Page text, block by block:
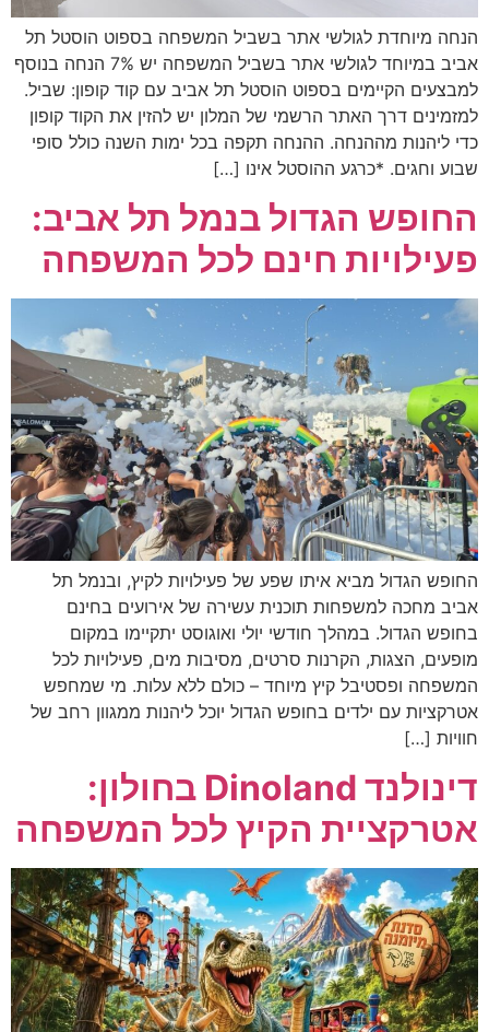
הנחה מיוחדת לגולשי אתר בשביל המשפחה בספוט הוסטל תל
אביב במיוחד לגולשי אתר בשביל המשפחה יש 7% הנחה בנוסף
למבצעים הקיימים בספוט הוסטל תל אביב עם קוד קופון: שביל.
למזמינים דרך האתר הרשמי של המלון יש להזין את הקוד קופון
כדי ליהנות מההנחה. ההנחה תקפה בכל ימות השנה כולל סופי
שבוע וחגים. *כרגע ההוסטל אינו […]
החופש הגדול בנמל תל אביב:
פעילויות חינם לכל המשפחה
החופש הגדול מביא איתו שפע של פעילויות לקיץ, ובנמל תל
אביב מחכה למשפחות תוכנית עשירה של אירועים בחינם
בחופש הגדול. במהלך חודשי יולי ואוגוסט יתקיימו במקום
מופעים, הצגות, הקרנות סרטים, מסיבות מים, פעילויות לכל
המשפחה ופסטיבל קיץ מיוחד – כולם ללא עלות. מי שמחפש
אטרקציות עם ילדים בחופש הגדול יוכל ליהנות ממגוון רחב של
חוויות […]
דינולנד Dinoland בחולון:
אטרקציית הקיץ לכל המשפחה